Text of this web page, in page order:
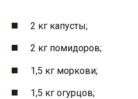
2 кг капусты;
2 кг помидоров;
1,5 кг моркови;
1,5 кг огурцов;